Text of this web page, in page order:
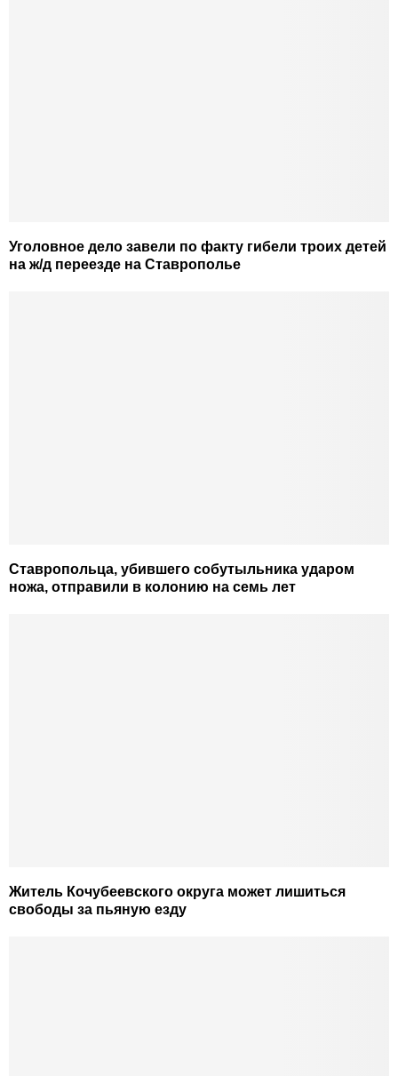
Уголовное дело завели по факту гибели троих детей
на ж/д переезде на Ставрополье
Ставропольца, убившего собутыльника ударом
ножа, отправили в колонию на семь лет
Житель Кочубеевского округа может лишиться
свободы за пьяную езду